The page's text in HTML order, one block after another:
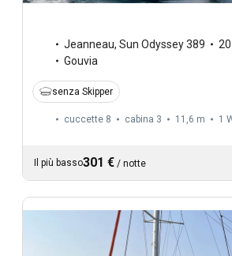
Jeanneau, Sun Odyssey 389
Gouvia
senza Skipper
cuccette 8 cabina 3 11,6 m 1
Il più basso301 € / notte